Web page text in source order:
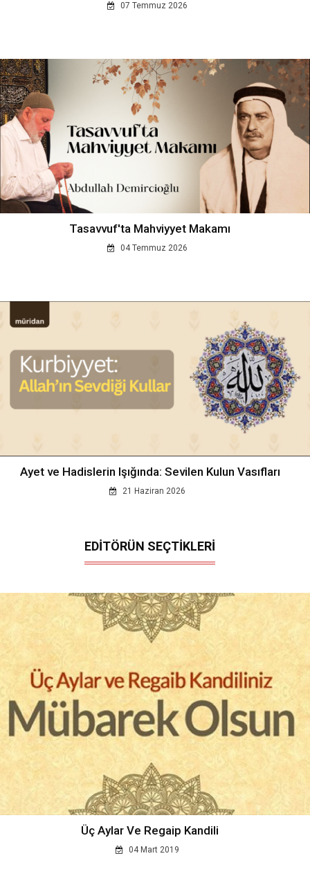
07 Temmuz 2026
Tasavvuf'ta Mahviyyet Makamı
04 Temmuz 2026
Ayet ve Hadislerin Işığında: Sevilen Kulun Vasıfları
21 Haziran 2026
EDİTÖRÜN SEÇTİKLERİ
Üç Aylar Ve Regaip Kandili
04 Mart 2019